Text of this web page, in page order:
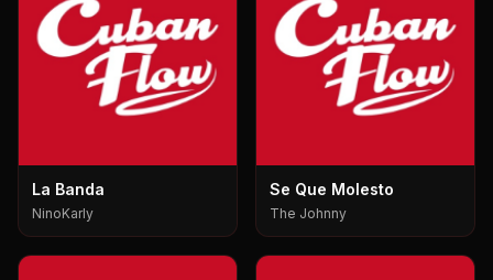
La Banda
NinoKarly
Se Que Molesto
The Johnny